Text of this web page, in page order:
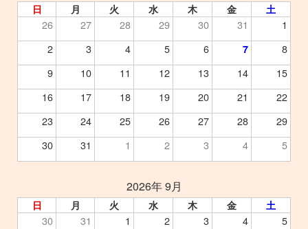
日 月 火 水 木 金 土
26 27 28 29 30 31
1
2
3 4 5 6 7
8
9
10 11 12 13 14
15
16
17 18 19 20 21
22
23
24 25 26 27 28
29
30
31 1 2 3 4 5
2026年 9月
日 月 火 水 木 金 土
30 31 1 2 3 4
5